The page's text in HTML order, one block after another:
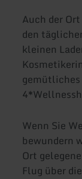
Auch der
den
kleinen
gemütliches
Wenn Sie
bewundern
Ort
Flug über